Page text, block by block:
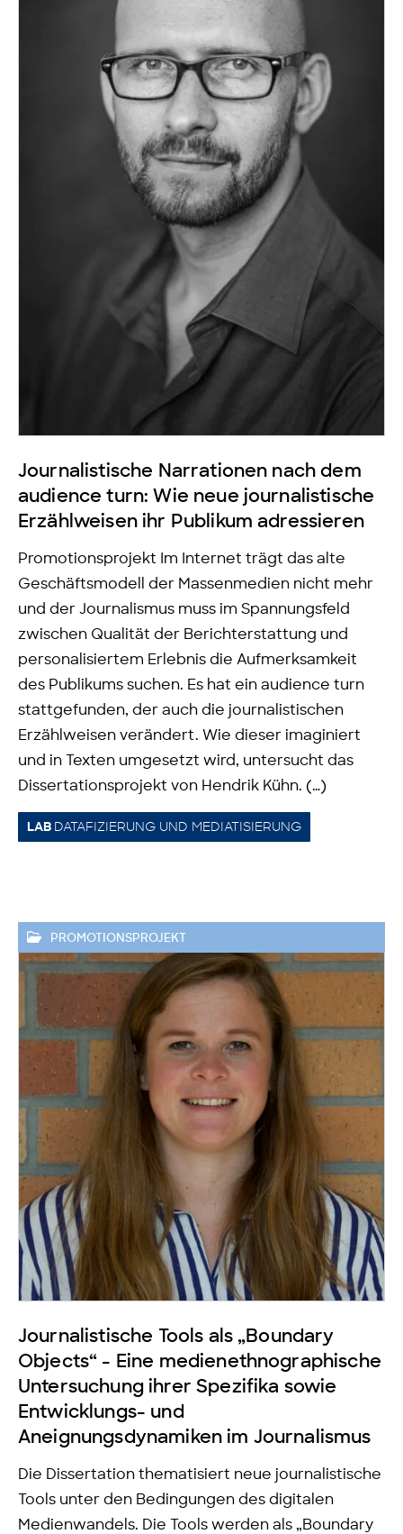
Journalistische Narrationen nach dem
audience turn: Wie neue journalistische
Erzählweisen ihr Publikum adressieren
Promotionsprojekt Im Internet trägt das alte
Geschäftsmodell der Massenmedien nicht mehr
und der Journalismus muss im Spannungsfeld
zwischen Qualität der Berichterstattung und
personalisiertem Erlebnis die Aufmerksamkeit
des Publikums suchen. Es hat ein audience turn
stattgefunden, der auch die journalistischen
Erzählweisen verändert. Wie dieser imaginiert
und in Texten umgesetzt wird, untersucht das
Dissertationsprojekt von Hendrik Kühn. (…)
LAB DATAFIZIERUNG UND MEDIATISIERUNG
PROMOTIONSPROJEKT
Journalistische Tools als „Boundary
Objects“ - Eine medienethnographische
Untersuchung ihrer Spezifika sowie
Entwicklungs- und
Aneignungsdynamiken im Journalismus
Die Dissertation thematisiert neue journalistische
Tools unter den Bedingungen des digitalen
Medienwandels. Die Tools werden als „Boundary